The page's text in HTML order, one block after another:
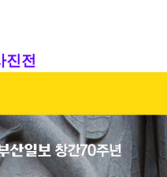
진전